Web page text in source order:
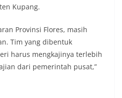
Kupang.
Provinsi Flores, masih
Tim yang dibentuk
harus mengkajinya terlebih
dari pemerintah pusat,”